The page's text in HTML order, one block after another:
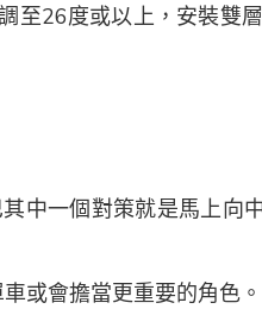
至26度或以上，安裝雙
中一個對策就是馬上向
或會擔當更重要的角色。